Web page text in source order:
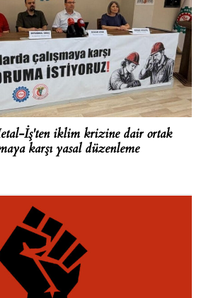
İş'ten iklim krizine dair ortak
karşı yasal düzenleme